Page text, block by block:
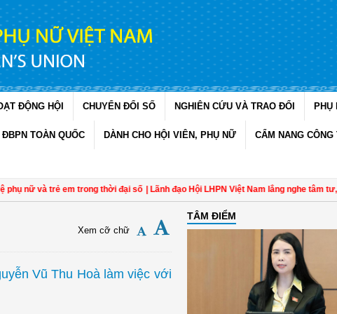
ĐỘNG HỘI CHUYỂN ĐỔI SỐ NGHIÊN CỨU VÀ TRAO ĐỔI PHỤ
TOÀN QUỐC DÀNH CHO HỘI VIÊN, PHỤ NỮ CẨM NANG CÔNG
và trẻ em trong thời đại số | Lãnh đạo Hội LHPN Việt Nam lắng nghe tâm tư,
Xem cỡ chữ
Vũ Thu Hoà làm việc với
TÂM ĐIỂM